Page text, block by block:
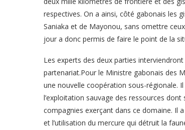
respectives. On a ainsi, côté gabonais les
Saniaka et de Mayonou, sans omettre
jour a donc permis de faire le point de la
Les experts des deux parties
partenariat.Pour le Ministre gabonais des
une nouvelle coopération sous-régionale.
l’exploitation sauvage des ressources
compagnies exerçant dans ce domaine. Il
et l’utilisation du mercure qui détruit la